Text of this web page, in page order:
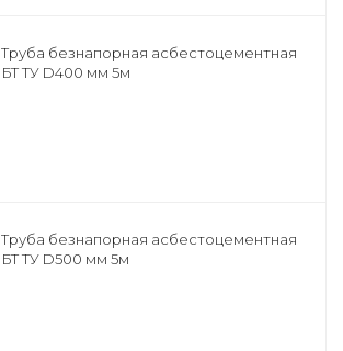
Труба безнапорная асбестоцементная
БТ ТУ D400 мм 5м
Труба безнапорная асбестоцементная
БТ ТУ D500 мм 5м